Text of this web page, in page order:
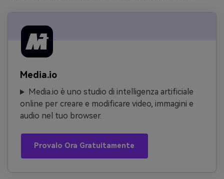
Media.io
Media.io è uno studio di intelligenza artificiale
online per creare e modificare video, immagini e
audio nel tuo browser.
Provalo Ora Gratuitamente